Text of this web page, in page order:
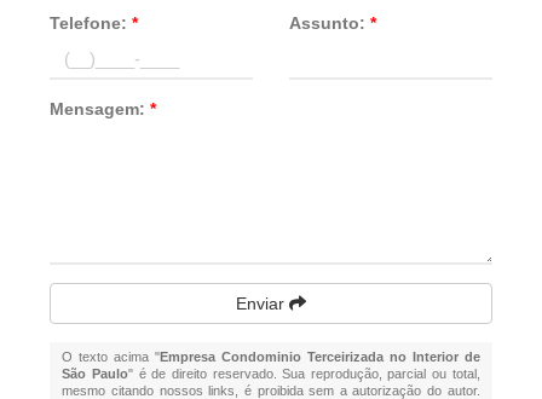
Telefone:* Assunto: *
Mensagem:*
Enviar
O texto acima "Empresa Condominio Terceirizada no Interior de
São Paulo" é de direito reservado. Sua reprodução, parcial ou total,
mesmo citando nossos links, é proibida sem a autorização do autor.